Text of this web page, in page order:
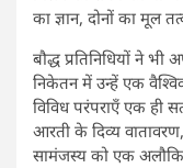
का ज्ञान, दोनों का मूल
बौद्ध प्रतिनिधियों ने
निकेतन में उन्हें एक
विविध परंपराएँ एक ही
आरती के दिव्य
सामंजस्य को एक